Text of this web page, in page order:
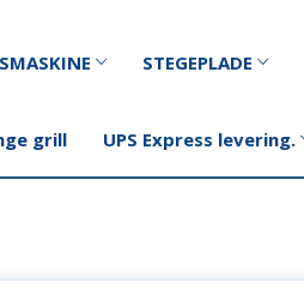
STEGEPLADE
grill UPS Express levering.